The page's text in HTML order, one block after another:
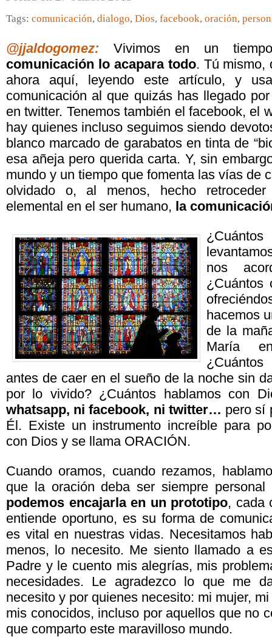
Tags: comunicación, dialogo, Dios, facebook, oración,
@jjaldogomez: Vivimos en un
comunicación lo acapara todo. Tú mismo,
ahora aquí, leyendo este artículo, y
comunicación al que quizás has llegado
en twitter. Tenemos también el facebook, el
hay quienes incluso seguimos siendo
blanco marcado de garabatos en tinta de
esa añeja pero querida carta. Y, sin
mundo y un tiempo que fomenta las vías de
olvidado o, al menos, hecho retroceder
elemental en el ser humano, la
nos
¿Cuántos
hacemos
de la
María
antes de caer en el sueño de la noche sin
por lo vivido? ¿Cuántos hablamos con
whatsapp, ni facebook, ni twitter… pero sí
Él. Existe un instrumento increíble para
con Dios y se llama ORACIÓN.
Cuando oramos, cuando rezamos,
que la oración deba ser siempre
podemos encajarla en un prototipo, cada
entiende oportuno, es su forma de
es vital en nuestras vidas. Necesitamos
menos, lo necesito. Me siento llamado a
Padre y le cuento mis alegrías, mis
necesidades. Le agradezco lo que me
necesito y por quienes necesito: mi mujer,
mis conocidos, incluso por aquellos que no
que comparto este maravilloso mundo.